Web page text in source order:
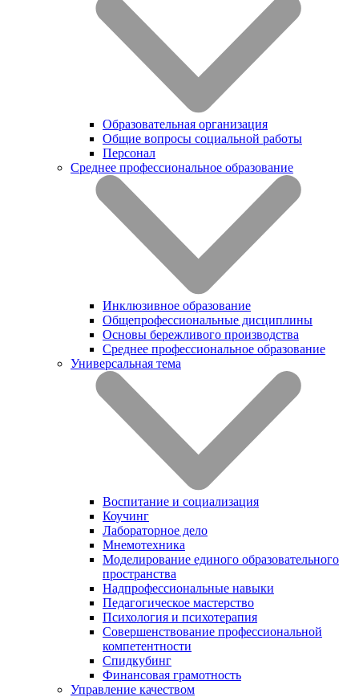
Образовательная организация
Общие вопросы социальной работы
Персонал
Среднее профессиональное образование
Инклюзивное образование
Общепрофессиональные дисциплины
Основы бережливого производства
Среднее профессиональное образование
Универсальная тема
Воспитание и социализация
Коучинг
Лабораторное дело
Мнемотехника
Моделирование единого образовательного
пространства
Надпрофессиональные навыки
Педагогическое мастерство
Психология и психотерапия
Совершенствование профессиональной
компетентности
Спидкубинг
Финансовая грамотность
Управление качеством